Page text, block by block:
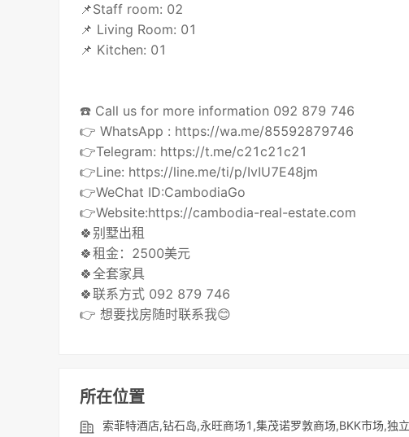
📌Staff room: 02
📌 Living Room: 01
📌 Kitchen: 01
☎️ Call us for more information 092 879 746
👉 WhatsApp : https://wa.me/85592879746
👉Telegram: https://t.me/c21c21c21
👉Line: https://line.me/ti/p/IvIU7E48jm
👉WeChat ID:CambodiaGo
👉Website:https://cambodia-real-estate.com
🍀别墅出租
🍀租金：2500美元
🍀全套家具
🍀联系方式 092 879 746
👉 想要找房随时联系我😊
所在位置
索菲特酒店,钻石岛,永旺商场1,集茂诺罗敦商场,BKK市场,独